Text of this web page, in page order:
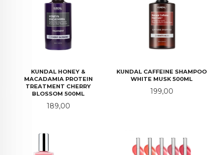
KUNDAL HONEY &
MACADAMIA PROTEIN
TREATMENT CHERRY
BLOSSOM 500ML
Pris
189,00
KUNDAL CAFFEINE SHAMPOO
WHITE MUSK 500ML
Pris
199,00